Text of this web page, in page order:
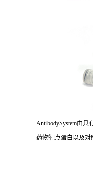
AntibodySystem由
药物靶点蛋白以及